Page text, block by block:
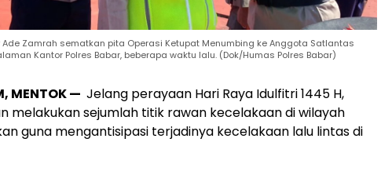
Ade Zamrah sematkan pita Operasi Ketupat Menumbing ke Anggota Satlantas
Kantor Polres Babar, beberapa waktu lalu. (Dok/Humas Polres Babar)
MENTOK — Jelang perayaan Hari Raya Idulfitri 1445 H,
melakukan sejumlah titik rawan kecelakaan di wilayah
guna mengantisipasi terjadinya kecelakaan lalu lintas di